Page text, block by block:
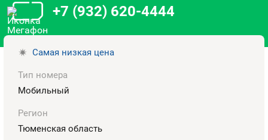
МТС
МТС
Номера
Билайн
БИЛАЙН
Номера
Мегафон
МЕГАФОН
Йота
+7 (932) 620-4444
Самая низкая цена
Тип номера
Мобильный
Регион
Тюменская область